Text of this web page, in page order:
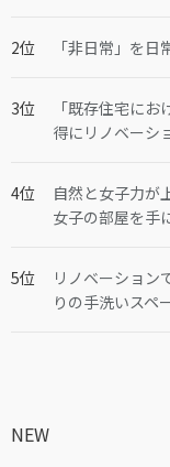
「非日常」を
「既存住宅に
得にリノベーシ
自然と女子力が
女子の部屋を手
リノベーション
りの手洗いスペ
NEW